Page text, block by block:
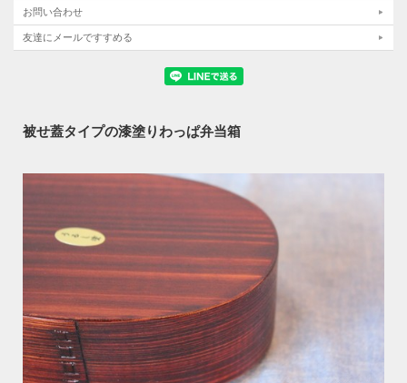
お問い合わせ
友達にメールですすめる
被せ蓋タイプの漆塗りわっぱ弁当箱